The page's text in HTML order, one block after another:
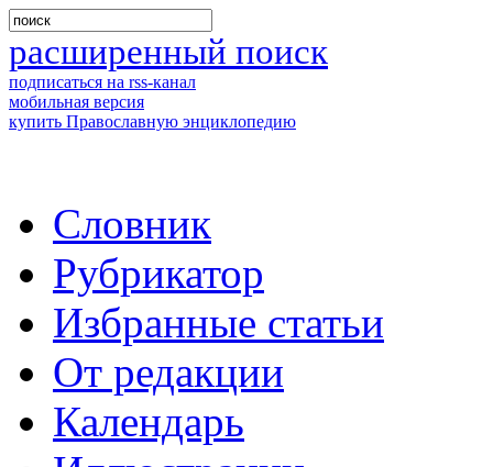
расширенный поиск
подписаться на rss-канал
мобильная версия
купить Православную энциклопедию
Словник
Рубрикатор
Избранные статьи
От редакции
Календарь